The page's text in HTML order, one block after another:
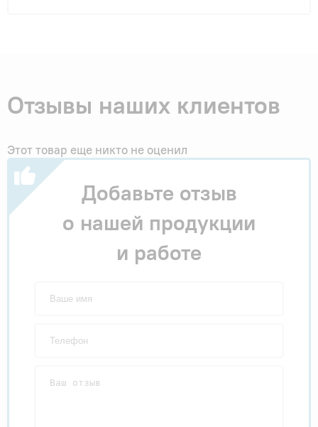
Отзывы наших клиентов
Этот товар еще никто не оценил
Добавьте отзыв
о нашей продукции
и работе